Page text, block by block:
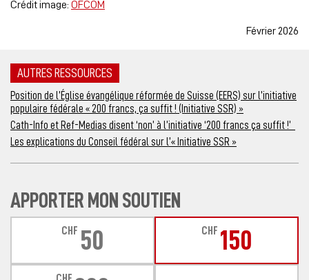
Crédit image: OFCOM
Février 2026
AUTRES RESSOURCES
Position de l’Église évangélique réformée de Suisse (EERS) sur l’initiative
populaire fédérale « 200 francs, ça suffit ! (Initiative SSR) »
Cath-Info et Ref-Medias disent ‘non’ à l’initiative ‘200 francs ça suffit !’
Les explications du Conseil fédéral sur l’« Initiative SSR »
APPORTER MON SOUTIEN
CHF 50 CHF 150